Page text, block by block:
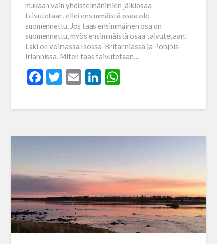
mukaan vain yhdistelmänimien jälkiosaa
taivutetaan, ellei ensimmäistä osaa ole
suomennettu. Jos taas ensimmäinen osa on
suomennettu, myös ensimmäistä osaa taivutetaan.
Laki on voimassa Isossa-Britanniassa ja Pohjois-
Irlannissa. Miten taas taivutetaan…
Facebook
Twitter
EmailLinkedIn